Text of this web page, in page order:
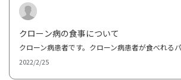
クローン病の食事について
2022/2/25